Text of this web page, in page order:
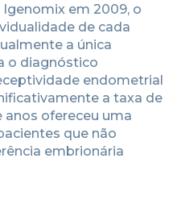
em 2009, o
de cada
a única
o diagnóstico
endometrial
a taxa de
anos ofereceu uma
que não
embrionária